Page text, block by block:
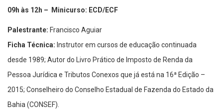
09h às 12h – Minicurso: ECD/ECF
Palestrante: Francisco Aguiar
Ficha Técnica: Instrutor em cursos de educação continuada
desde 1989; Autor do Livro Prático de Imposto de Renda da
Pessoa Jurídica e Tributos Conexos que já está na 16ª Edição –
2015; Conselheiro do Conselho Estadual de Fazenda do Estado da
Bahia (CONSEF).